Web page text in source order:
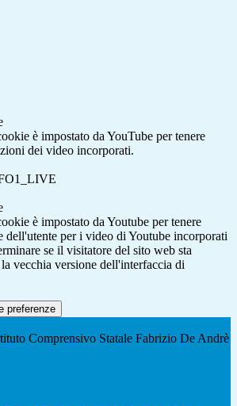
è impostato da YouTube per tenere
dei video incorporati.
è impostato da Youtube per tenere
dell'utente per i video di Youtube incorporati
se il visitatore del sito web sta
vecchia versione dell'interfaccia di
preferenze
Comprensivo Statale Fabrizio De Andrè